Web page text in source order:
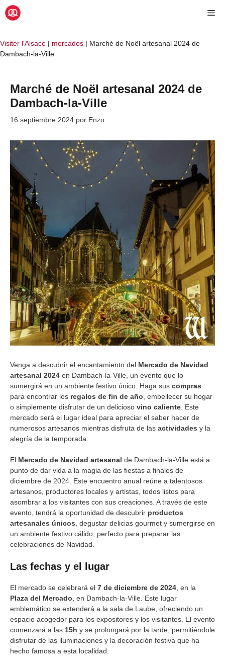
Saltar
Visiter l'Alsace | mercados | Marché de Noël artesanal 2024 de
Dambach-la-Ville
Marché de Noël artesanal 2024 de
Dambach-la-Ville
16 septiembre 2024 por Enzo
Venga a descubrir el encantamiento del Mercado de Navidad
artesanal 2024 en Dambach-la-Ville, un evento que lo
sumergirá en un ambiente festivo único. Haga sus compras
para encontrar los regalos de fin de año , embellecer su hogar
o simplemente disfrutar de un delicioso vino caliente . Este
mercado será el lugar ideal para apreciar el saber hacer de
numerosos artesanos mientras disfruta de las actividades y la
alegría de la temporada.
El Mercado de Navidad artesanal de Dambach-la-Ville está a
punto de dar vida a la magia de las fiestas a finales de
diciembre de 2024. Este encuentro anual reúne a talentosos
artesanos, productores locales y artistas, todos listos para
asombrar a los visitantes con sus creaciones. A través de este
evento, tendrá la oportunidad de descubrir productos
artesanales únicos , degustar delicias gourmet y sumergirse en
un ambiente festivo cálido, perfecto para preparar las
celebraciones de Navidad.
Las fechas y el lugar
El mercado se celebrará el 7 de diciembre de 2024 , en la
Plaza del Mercado , en Dambach-la-Ville. Este lugar
emblemático se extenderá a la sala de Laube, ofreciendo un
espacio acogedor para los expositores y los visitantes. El evento
comenzará a las 15h y se prolongará por la tarde, permitiéndole
disfrutar de las iluminaciones y la decoración festiva que ha
hecho famosa a esta localidad.